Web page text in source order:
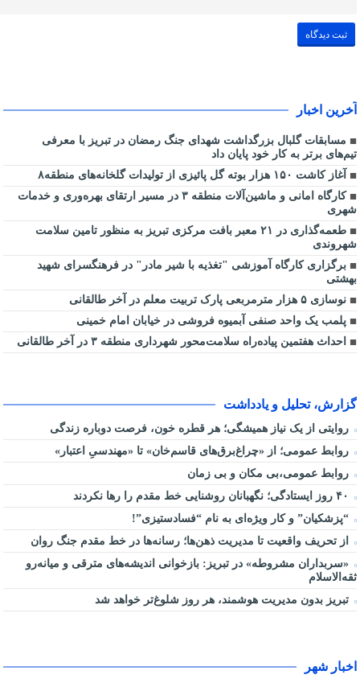
آخرین اخبار
مسابقات گلبال بزرگداشت شهدای جنگ رمضان در تبریز با معرفی
تیم‌های برتر به کار خود پایان داد
آغاز کاشت ۱۵۰ هزار بوته گل پائیزی از تولیدات گلخانه‌های منطقه۸
کارگاه امانی و ماشین‌آلات منطقه ۳ در مسیر ارتقای بهره‌وری و خدمات
شهری
طعمه‌گذاری در ۲۱ معبر بافت مرکزی تبریز به منظور تامین سلامت
شهروندی
برگزاری کارگاه آموزشی "تغذیه با شیر مادر" در فرهنگسرای شهید
بهشتی
نوسازی ۵ هزار مترمربعی پارک تربیت معلم در آخر طالقانی
پلمب یک واحد صنفی آبمیوه فروشی در خیابان امام خمینی
احداث هفتمین پیاده‌راه سلامت‌محور شهرداری منطقه ۳ در آخر طالقانی
گزارش، تحلیل و یادداشت
روایتی از یک نیاز همیشگی؛ هر قطره خون، فرصت دوباره زندگی
روابط عمومی؛ از «چراغ‌برق‌های قاسم‌خان» تا «مهندسیِ اعتبار»
روابط عمومی،بی مکان و بی زمان
“پزشکیان” و کار ویژه‌ای به نام “فسادستیزی”!
از تحریف واقعیت تا مدیریت ذهن‌ها؛ رسانه‌ها در خط مقدم جنگ روان
«سربداران مشروطه» در تبریز: بازخوانی اندیشه‌های مترقی و میانه‌رو
ثقه‌الاسلام
تبریز بدون مدیریت هوشمند، هر روز شلوغ‌تر خواهد شد
اخبار شهر